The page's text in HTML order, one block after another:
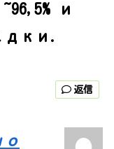
и
返信